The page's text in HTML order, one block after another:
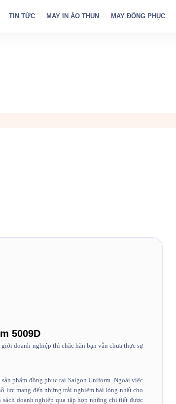
TIN TỨC MAY IN ÁO THUN MAY ĐỒNG PHỤC
5009D
doanh nghiệp thì chắc hẳn bạn vẫn chưa thực sự
phẩm đồng phục tại Saigon Uniform. Ngoài việc
lực mang đến những trải nghiệm hài lòng nhất cho
doanh nghiệp qua tập hợp những chi tiết được